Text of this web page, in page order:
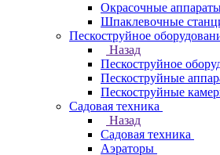
Окрасочные
Шпаклевочные
Пескоструйное
Назад
Пескоструйное
Пескоструйные
Пескоструйные
Садовая техника
Назад
Садовая техника
Аэраторы